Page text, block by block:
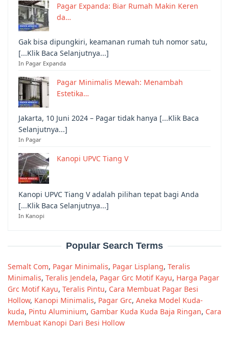
Pagar Expanda: Biar Rumah Makin Keren
da…
Gak bisa dipungkiri, keamanan rumah tuh nomor satu,
[...Klik Baca Selanjutnya...]
In Pagar Expanda
Pagar Minimalis Mewah: Menambah
Estetika…
Jakarta, 10 Juni 2024 – Pagar tidak hanya [...Klik Baca
Selanjutnya...]
In Pagar
Kanopi UPVC Tiang V
Kanopi UPVC Tiang V adalah pilihan tepat bagi Anda
[...Klik Baca Selanjutnya...]
In Kanopi
Popular Search Terms
Semalt Com, Pagar Minimalis, Pagar Lisplang, Teralis
Minimalis, Teralis Jendela, Pagar Grc Motif Kayu, Harga Pagar
Grc Motif Kayu, Teralis Pintu, Cara Membuat Pagar Besi
Hollow, Kanopi Minimalis, Pagar Grc, Aneka Model Kuda-
kuda, Pintu Aluminium, Gambar Kuda Kuda Baja Ringan, Cara
Membuat Kanopi Dari Besi Hollow